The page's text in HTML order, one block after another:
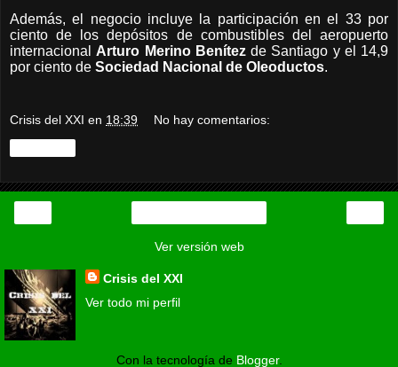
Además, el negocio incluye la participación en el 33 por
ciento de los depósitos de combustibles del aeropuerto
internacional Arturo Merino Benítezde Santiago y el 14,9
por ciento de Sociedad Nacional de Oleoductos.
Crisis del XXI en 18:39 No hay comentarios:
Ver versión web
Crisis del XXI
Ver todo mi perfil
Con la tecnología de Blogger.